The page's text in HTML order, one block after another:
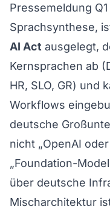
Pressemeldung
Sprachsynthese,
AI Act ausgelegt,
Kernsprachen ab
HR, SLO, GR) und
Workflows
deutsche
nicht „OpenAI
„Foundation-
über deutsche
Mischarchitektur